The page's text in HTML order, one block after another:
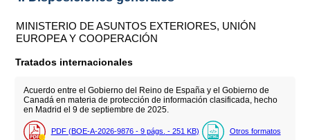
MINISTERIO DE ASUNTOS EXTERIORES, UNIÓN
EUROPEA Y COOPERACIÓN
Tratados internacionales
Acuerdo entre el Gobierno del Reino de España y el Gobierno de
Canadá en materia de protección de información clasificada, hecho
en Madrid el 9 de septiembre de 2025.
PDF (BOE-A-2026-9876 - 9 págs. - 251 KB) Otros formatos